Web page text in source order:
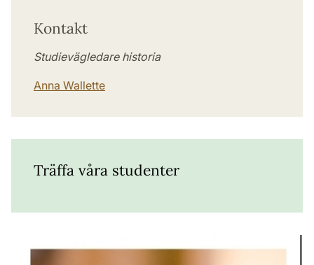
Kontakt
Studievägledare historia
Anna Wallette
Träffa våra studenter